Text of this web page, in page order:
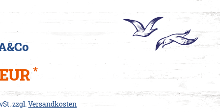
Dein
Accessoires
*
zzgl.Versandkosten